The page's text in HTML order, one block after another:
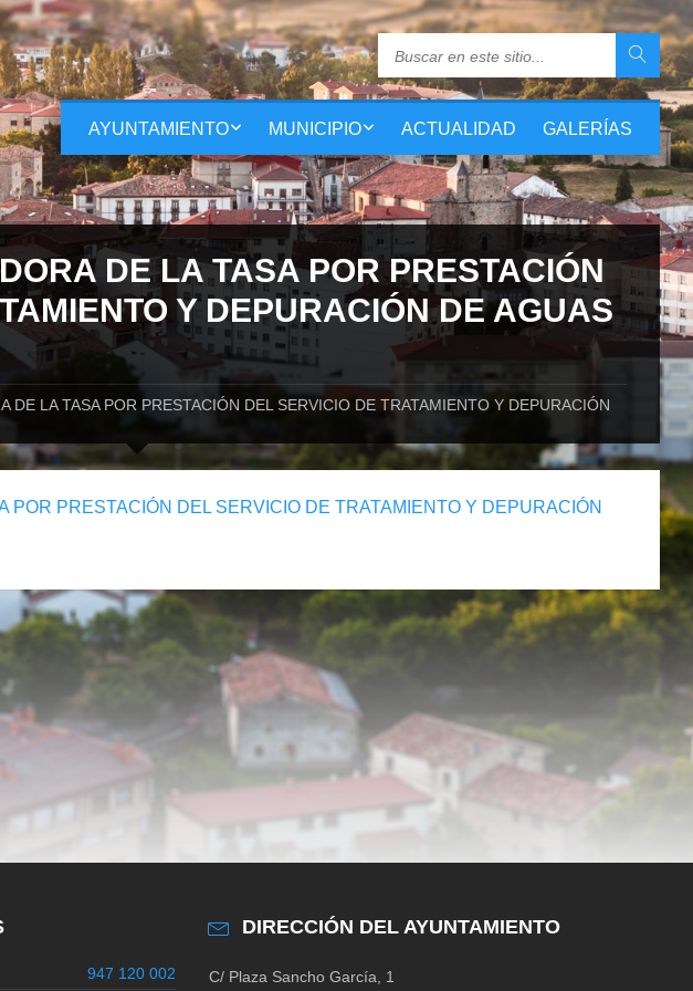
AYUNTAMIENTO MUNICIPIO ACTUALIDAD GALERÍAS
DE LA TASA POR PRESTACIÓN
Y DEPURACIÓN DE AGUAS
DE LA TASA POR PRESTACIÓN DEL SERVICIO DE TRATAMIENTO Y DEPURACIÓN
POR PRESTACIÓN DEL SERVICIO DE TRATAMIENTO Y DEPURACIÓN
947 120 002
DIRECCIÓN DEL AYUNTAMIENTO
C/ Plaza Sancho García, 1